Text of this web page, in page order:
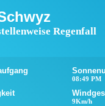
Regenfall
08:49 PM
9Km/h